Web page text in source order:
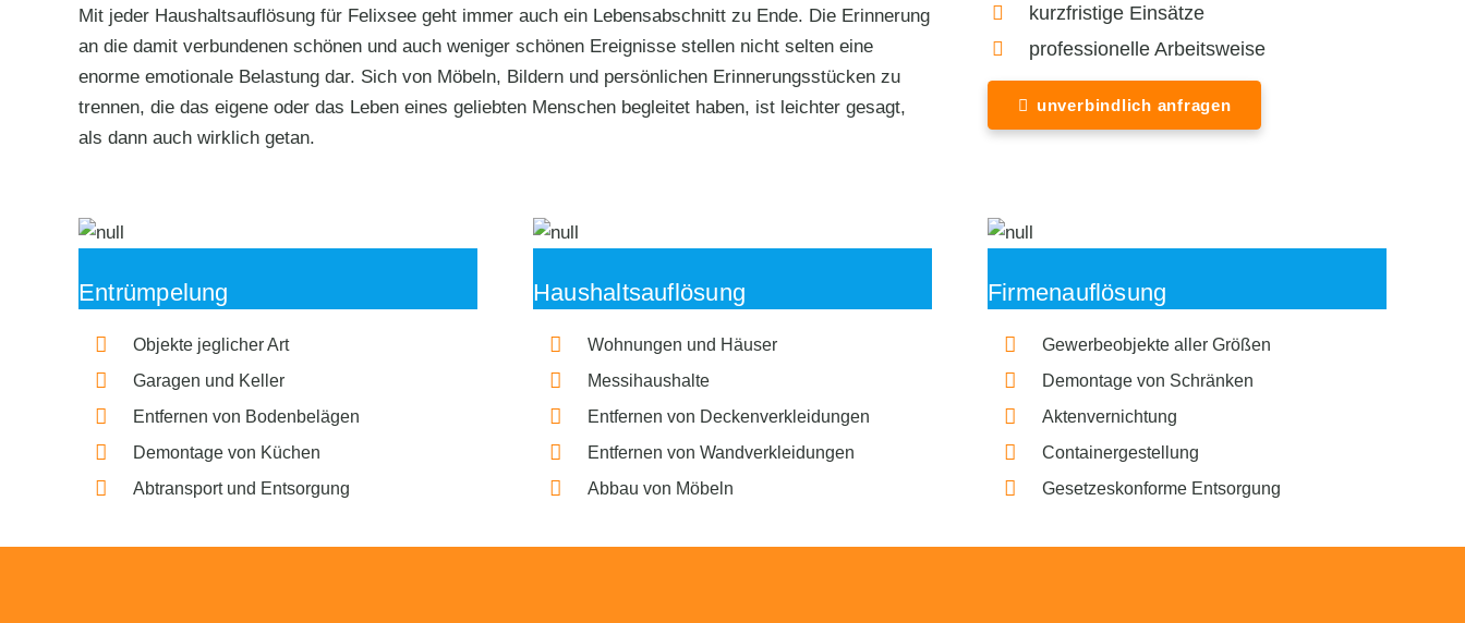
Mit jeder Haushaltsauflösung für Felixsee geht immer auch ein Lebensabschnitt zu Ende. Die Erinnerung
an die damit verbundenen schönen und auch weniger schönen Ereignisse stellen nicht selten eine
enorme emotionale Belastung dar. Sich von Möbeln, Bildern und persönlichen Erinnerungsstücken zu
trennen, die das eigene oder das Leben eines geliebten Menschen begleitet haben, ist leichter gesagt,
als dann auch wirklich getan.
kurzfristige Einsätze
professionelle Arbeitsweise
unverbindlich anfragen
Entrümpelung
Objekte jeglicher Art
Garagen und Keller
Entfernen von Bodenbelägen
Demontage von Küchen
Abtransport und Entsorgung
Haushaltsauflösung
Wohnungen und Häuser
Messihaushalte
Entfernen von Deckenverkleidungen
Entfernen von Wandverkleidungen
Abbau von Möbeln
Firmenauflösung
Gewerbeobjekte aller Größen
Demontage von Schränken
Aktenvernichtung
Containergestellung
Gesetzeskonforme Entsorgung